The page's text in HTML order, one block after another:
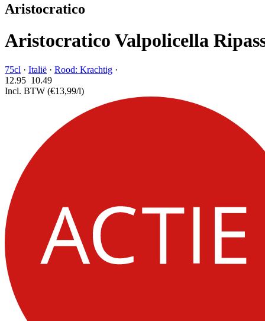
Aristocratico
Aristocratico Valpolicella
75cl · Italië · Rood: Krachtig ·
12.95 10.49
Incl. BTW (€13,99/l)